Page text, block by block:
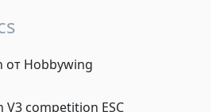
от Hobbywing
competition ESC